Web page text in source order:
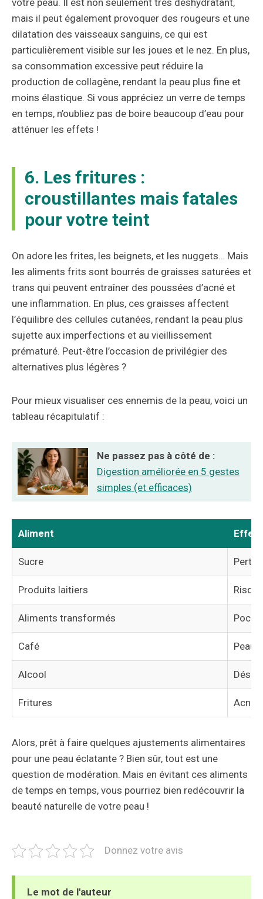
mais il peut également provoquer des rougeurs et une
dilatation des vaisseaux sanguins, ce qui est
particulièrement visible sur les joues et le nez. En plus,
sa consommation excessive peut réduire la
production de collagène, rendant la peau plus fine et
moins élastique. Si vous appréciez un verre de temps
en temps, n’oubliez pas de boire beaucoup d’eau pour
atténuer les effets !
6. Les fritures :
croustillantes mais fatales
pour votre teint
On adore les frites, les beignets, et les nuggets… Mais
les aliments frits sont bourrés de graisses saturées et
trans qui peuvent entraîner des poussées d’acné et
une inflammation. En plus, ces graisses affectent
l’équilibre des cellules cutanées, rendant la peau plus
sujette aux imperfections et au vieillissement
prématuré. Peut-être l’occasion de privilégier des
alternatives plus légères ?
Pour mieux visualiser ces ennemis de la peau, voici un
tableau récapitulatif :
Ne passez pas à côté de :
Digestion améliorée en 5 gestes
simples (et efficaces)
Aliment
Sucre Perte
Produits laitiers
Aliments transformés
Café Peau
Alcool
Fritures Acné,
Alors, prêt à faire quelques ajustements alimentaires
pour une peau éclatante ? Bien sûr, tout est une
question de modération. Mais en évitant ces aliments
de temps en temps, vous pourriez bien redécouvrir la
beauté naturelle de votre peau !
Donnez votre avis